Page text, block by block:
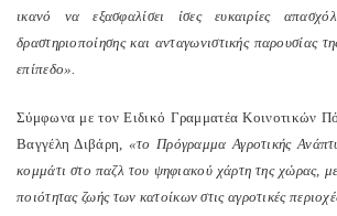
ικανό να εξασφαλίσει ίσες ευκαιρίες
δραστηριοποίησης και ανταγωνιστικής παρουσίας
επίπεδο».
Σύμφωνα με τον Ειδικό Γραμματέα Κοινοτικών
Βαγγέλη Διβάρη, «το Πρόγραμμα Αγροτικής
κομμάτι στο παζλ του ψηφιακού χάρτη της χώρας,
ποιότητας ζωής των κατοίκων στις αγροτικές